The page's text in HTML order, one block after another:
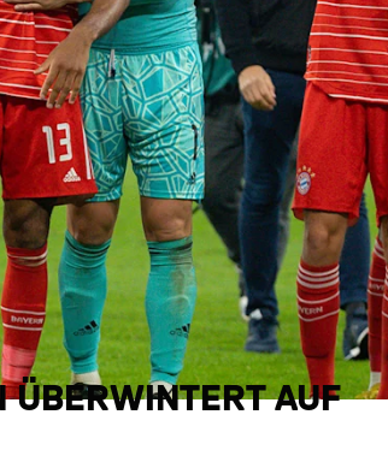
ÜBERWINTERT AUF